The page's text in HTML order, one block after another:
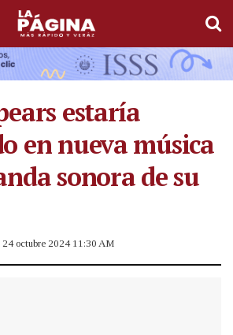
estaría
en nueva música
sonora de su
24 octubre 2024 11:30 AM